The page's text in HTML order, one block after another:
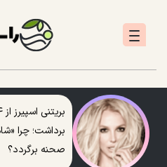
برداشت؛ چرا
صحنه برگردد؟